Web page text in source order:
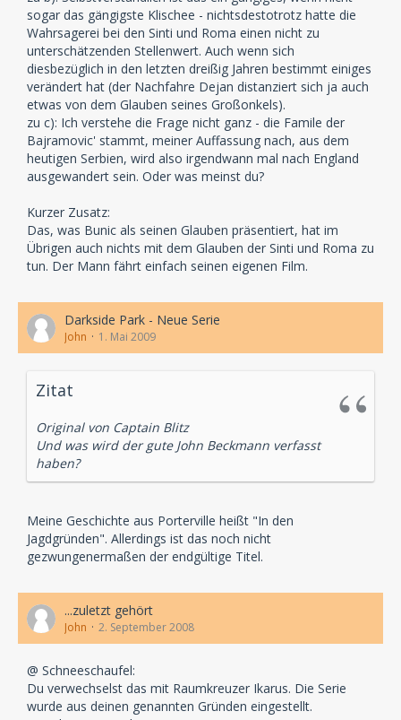
sogar das gängigste Klischee - nichtsdestotrotz hatte die
Wahrsagerei bei den Sinti und Roma einen nicht zu
unterschätzenden Stellenwert. Auch wenn sich
diesbezüglich in den letzten dreißig Jahren bestimmt einiges
verändert hat (der Nachfahre Dejan distanziert sich ja auch
etwas von dem Glauben seines Großonkels).
zu c): Ich verstehe die Frage nicht ganz - die Famile der
Bajramovic' stammt, meiner Auffassung nach, aus dem
heutigen Serbien, wird also irgendwann mal nach England
ausgewandert sein. Oder was meinst du?
Kurzer Zusatz:
Das, was Bunic als seinen Glauben präsentiert, hat im
Übrigen auch nichts mit dem Glauben der Sinti und Roma zu
tun. Der Mann fährt einfach seinen eigenen Film.
Darkside Park - Neue Serie
John 1. Mai 2009
Zitat
Original von Captain Blitz
Und was wird der gute John Beckmann verfasst
haben?
Meine Geschichte aus Porterville heißt "In den
Jagdgründen". Allerdings ist das noch nicht
gezwungenermaßen der endgültige Titel.
...zuletzt gehört
John 2. September 2008
@ Schneeschaufel:
Du verwechselst das mit Raumkreuzer Ikarus. Die Serie
wurde aus deinen genannten Gründen eingestellt.